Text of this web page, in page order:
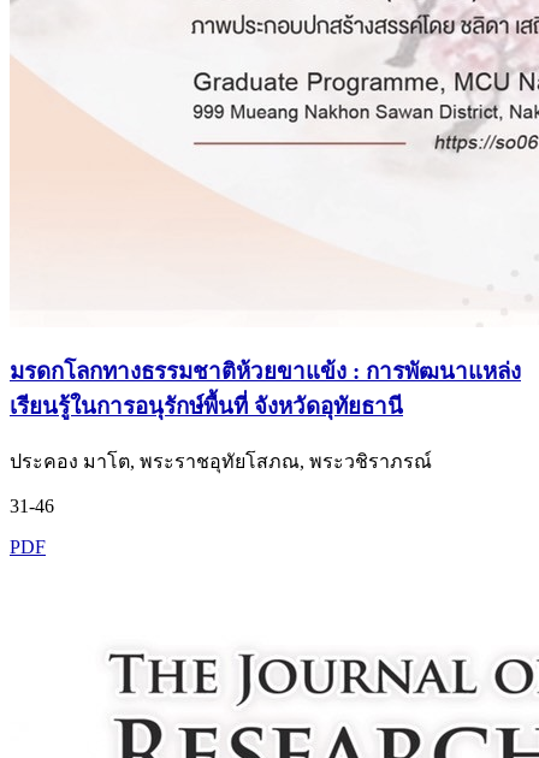
มรดกโลกทางธรรมชาติห้วยขาแข้ง : การพัฒนาแหล่ง
เรียนรู้ในการอนุรักษ์พื้นที่ จังหวัดอุทัยธานี
ประคอง มาโต, พระราชอุทัยโสภณ, พระวชิราภรณ์
31-46
PDF